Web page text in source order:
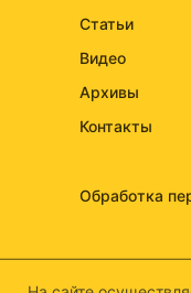
Статьи
Видео
Архивы
Контакты
Обработка